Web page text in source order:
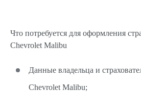
Что потребуется для оформления
Chevrolet Malibu
Данные владельца и
Chevrolet Malibu;